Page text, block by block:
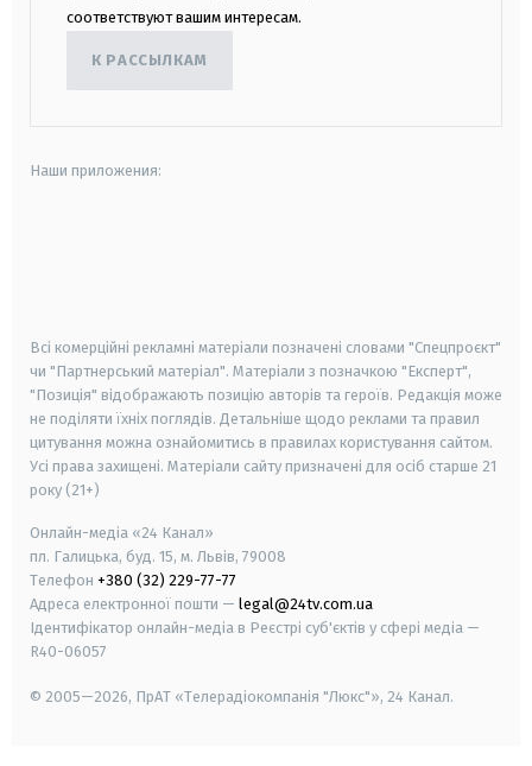
соответствуют вашим интересам.
К РАССЫЛКАМ
Наши приложения:
Всі комерційні рекламні матеріали позначені словами "Спецпроєкт"
чи "Партнерський матеріал". Матеріали з позначкою "Експерт",
"Позиція" відображають позицію авторів та героїв. Редакція може
не поділяти їхніх поглядів. Детальніше щодо реклами та правил
цитування можна ознайомитись в правилах користування сайтом.
Усі права захищені. Матеріали сайту призначені для осіб старше 21
року (21+)
Онлайн-медіа «24 Канал»
пл. Галицька, буд. 15, м. Львів, 79008
Телефон +380 (32) 229-77-77
Адреса електронної пошти — legal@24tv.com.ua
Ідентифікатор онлайн-медіа в Реєстрі суб'єктів у сфері медіа —
R40-06057
© 2005—2026, ПрАТ «Телерадіокомпанія "Люкс"», 24 Канал.